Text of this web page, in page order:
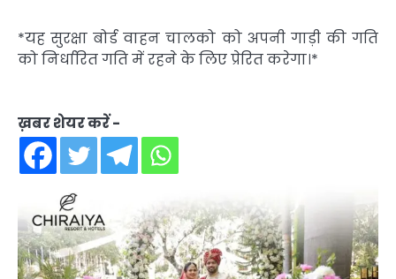
*यह सुरक्षा बोर्ड वाहन चालको को अपनी गाड़ी की गति
को निर्धारित गति में रहने के लिए प्रेरित करेगा।*
ख़बर शेयर करें -